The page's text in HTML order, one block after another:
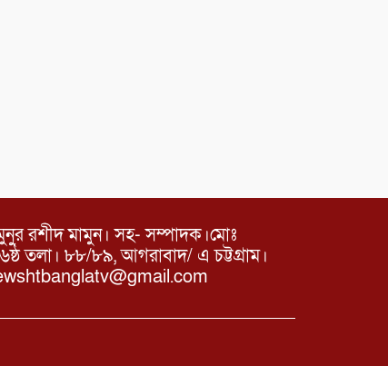
রশীদ মামুন। সহ- সম্পাদক।মোঃ
তলা। ৮৮/৮৯, আগরাবাদ/ এ চট্টগ্রাম।